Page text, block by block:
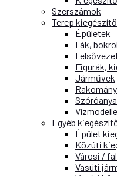
Szerszámok
Terep
Épületek
Fák,
Figurák,
Járművek
Egyéb
Épület
Közúti
Városi /
Vasúti